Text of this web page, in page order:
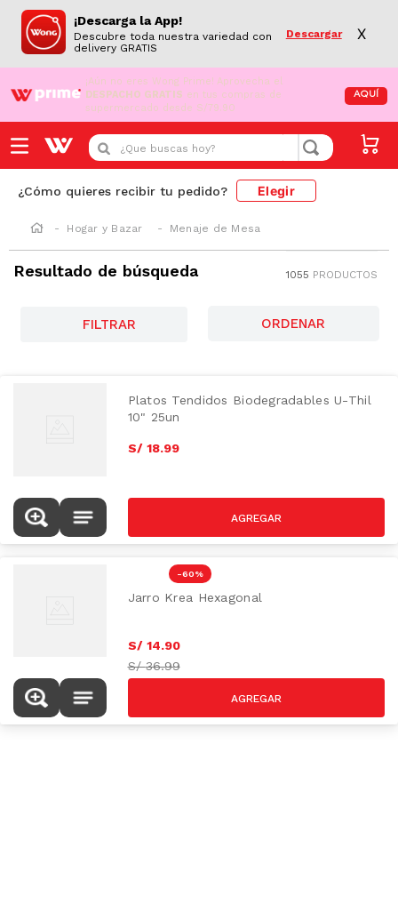
¡Descarga la App!
Descubre toda nuestra variedad con
delivery GRATIS
Descargar X
¡Aún no eres Wong Prime! Aprovecha el
DESPACHO GRATIS en tus compras de
supermercado desde S/79.90
AQUÍ
¿Que buscas hoy?
¿Cómo quieres recibir tu pedido? Elegir
Hogar y Bazar Menaje de Mesa
Resultado de búsqueda 1055 PRODUCTOS
FILTRAR
Platos Tendidos Biodegradables U-Thil
10" 25un
S/ 18.99
-60 %
Jarro Krea Hexagonal
S/ 14.90
S/36.99